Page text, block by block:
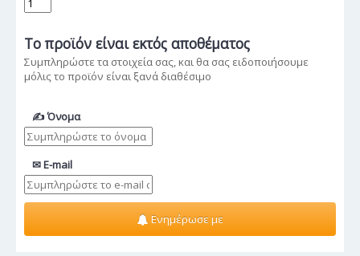
Το προϊόν είναι εκτός αποθέματος
Συμπληρώστε τα στοιχεία σας, και θα σας ειδοποιήσουμε
μόλις το προϊόν είναι ξανά διαθέσιμο
✍ Όνομα
✉ E-mail
Ενημέρωσε με